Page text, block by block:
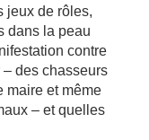
jeux de rôles,
dans la peau
contre
– des chasseurs
maire et même
– et quelles